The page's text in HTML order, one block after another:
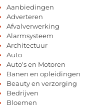
Aanbiedingen
Adverteren
Afvalverwerking
Alarmsysteem
Architectuur
Auto
Auto's en Motoren
Banen en opleidingen
Beauty en verzorging
Bedrijven
Bloemen